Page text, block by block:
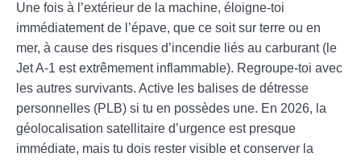
Une fois à l’extérieur de la machine, éloigne-toi
immédiatement de l’épave, que ce soit sur terre ou en
mer, à cause des risques d’incendie liés au carburant (le
Jet A-1 est extrêmement inflammable). Regroupe-toi avec
les autres survivants. Active les balises de détresse
personnelles (PLB) si tu en possèdes une. En 2026, la
géolocalisation satellitaire d’urgence est presque
immédiate, mais tu dois rester visible et conserver la